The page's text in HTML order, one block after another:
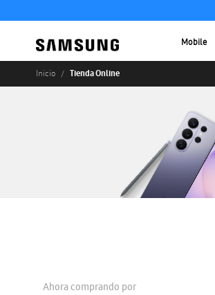
Mobile
Inicio Tienda Online
Ahora comprando por